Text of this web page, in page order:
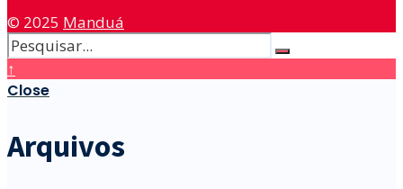
© 2025 Manduá
↑
Close
Arquivos